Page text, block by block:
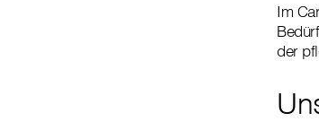
Im
der